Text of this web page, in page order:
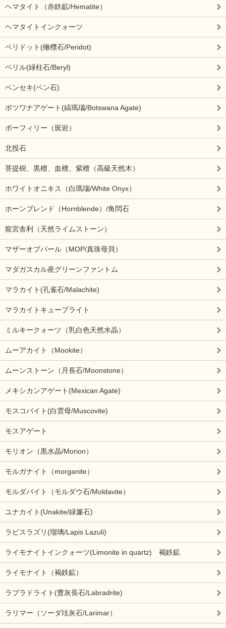
ヘマタイト（赤鉄鉱/Hematite）
ヘマタイトインクォーツ
ペリドット(橄欖石/Peridot)
ベリル(緑柱石/Beryl)
ベンセキ(ベン石)
ボツワナアゲート(縞瑪瑙/Botswana Agate)
ポーフィリー（斑岩）
北投石
菩提樹、黒檀、血檀、紫檀（高級天然木）
ホワイトオニキス（白瑪瑙/White Onyx）
ホーンブレンド（Hornblende）/角閃石
龍宮舎利（天然ライムストーン）
マザーオブパール（MOP/真珠母貝）
マダガスカル産グリーンファントム
マラカイト(孔雀石/Malachite)
マラカイトキュープライト
ミルキークォーツ（乳白色天然水晶）
ムーアカイト（Mookite）
ムーンストーン（月長石/Moonstone）
メキシカンアゲート(Mexican Agate)
モスコバイト(白雲母/Muscovite)
モスアゲート
モリオン（黒水晶/Morion）
モルガナイト（morganite）
モルダバイト（モルダウ石/Moldavite）
ユナカイト(Unakite/緑簾石)
ラピスラズリ(瑠璃/Lapis Lazuli)
ライモナイトインクォーツ(Limonite in quartz) 褐鉄鉱
ライモナイト（褐鉄鉱）
ラブラドライト(曹灰長石/Labradrite)
ラリマー（ソーダ珪灰石/Larimar）